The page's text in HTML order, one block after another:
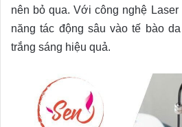
nên bỏ qua. Với công nghệ
năng tác động sâu vào tế bào
trắng sáng hiệu quả.